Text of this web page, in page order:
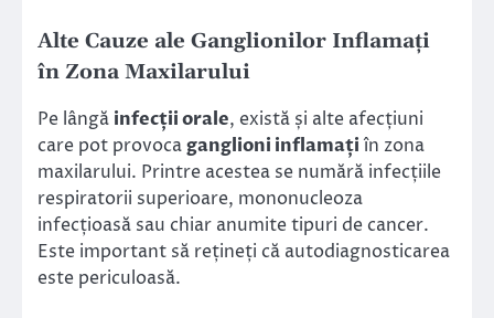
Alte Cauze ale Ganglionilor Inflamați
în Zona Maxilarului
Pe lângă infecții orale, există și alte afecțiuni
care pot provocaganglioni inflamațiîn zona
maxilarului. Printre acestea se numără infecțiile
respiratorii superioare, mononucleoza
infecțioasă sau chiar anumite tipuri de cancer.
Este important să rețineți că autodiagnosticarea
este periculoasă.